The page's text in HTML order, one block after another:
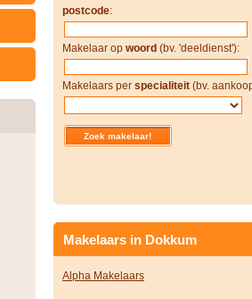
postcode:
Makelaar op woord (bv. 'deeldienst'):
Makelaars per specialiteit (bv.
Makelaars in Dokkum
Alpha Makelaars